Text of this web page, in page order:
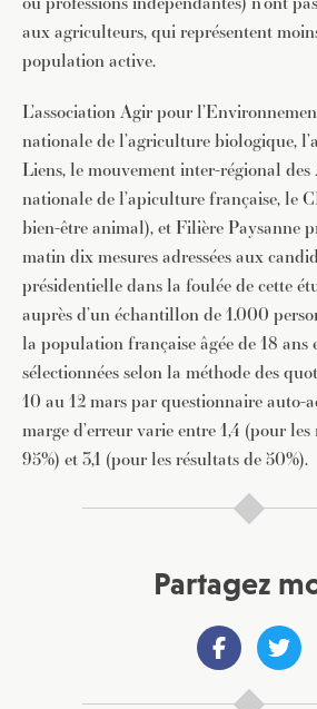
aux agriculteurs, qui représentent
population active.
L’association Agir pour
nationale de l’agriculture biologique,
Liens, le mouvement inter-régional des
nationale de l’apiculture française, le
bien-être animal), et Filière Paysanne
matin dix mesures adressées aux
présidentielle dans la foulée de cette
auprès d’un échantillon de 1.000
la population française âgée de 18 ans
sélectionnées selon la méthode des
10 au 12 mars par questionnaire auto-
marge d’erreur varie entre 1,4 (pour
95%) et 3,1 (pour les résultats de 50%).
Partagez